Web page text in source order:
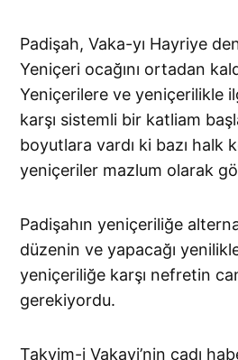
Padişah, Vaka-yı Hayriye
Yeniçeri ocağını ortadan
Yeniçerilere ve yeniçerilikle
karşı sistemli bir katliam
boyutlara vardı ki bazı halk
yeniçeriler mazlum olarak
Padişahın yeniçeriliğe
düzenin ve yapacağı
yeniçeriliğe karşı nefretin
gerekiyordu.
Takvim-i Vakayi’nin cadı